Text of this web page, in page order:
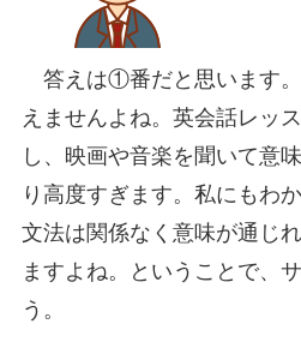
答えは①番だと思います。
えませんよね。英会話レッ
し、映画や音楽を聞いて意
り高度すぎます。私にもわ
文法は関係なく意味が通じ
ますよね。ということで、
う。